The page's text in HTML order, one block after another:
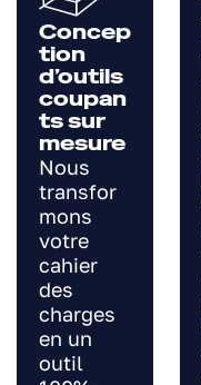
Concep
tion
d’outils
coupan
ts sur
mesure
Nous
transfor
mons
votre
cahier
des
charges
en un
outil